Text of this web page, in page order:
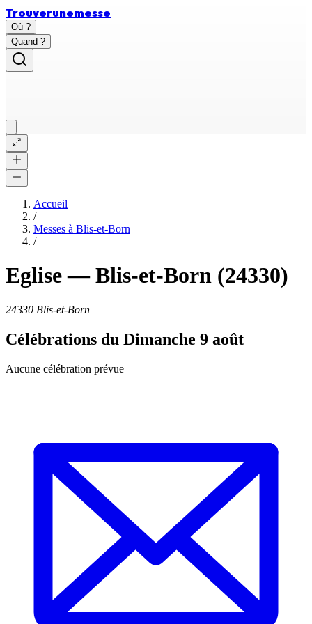
Trouverunemesse
Où ?
Quand ?
Accueil
/
Messes à Blis-et-Born
/
Eglise—Blis-et-Born (24330)
24330 Blis-et-Born
Célébrations du Dimanche 9 août
Aucune célébration prévue